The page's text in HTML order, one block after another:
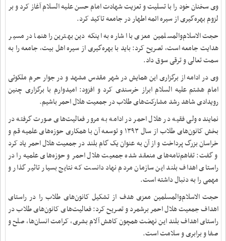
وی سخنان خود را با تسلیت و تعزیت شهادت امام حسن علیه السلام آغاز کرد و بر
لزوم بهره‌گیری از سیره ائمه اطهار در جامعه تاکید کرد.
حجت الاسلام‌والمسلمین معزی با اشاره به اینکه دین بهترین راهنما در مسیر
هدایت جامعه است، تصریح کرد: باید با بهره‌گیری از سیره اهل بیت، جامعه را به
سمت تعالی و ترقی سوق داد.
وی در ادامه از برگزاری این همایش در شهر مقدس مشهد و در جوار حرم ملکوتی
امام هشتم علیه السلام ابراز خرسندی کرد و افزود: امیدوارم با برگزاری چنین
رویدادی شاهد رشد مشارکت‌های طلاب در جمعیت هلال احمر باشیم.
نماینده ولی فقیه در هلال احمر در ادامه به مرور فعالیت‌های صورت گرفته در
بخش کانون‌های طلاب از سال ۱۳۹۳ و توسعه آن با همکاری‌ حوزه‌های علمیه قم و
خراسان بزرگ پرداخت و از آن به عنوان یک گام بلند در جمعیت هلال احمر یاد کرد
و گفت: تفاهم‌نامه‌های منعقد شده جمعیت هلال احمر و حوزه‌های علمیه‌ را در
راستای اهداف بلند این سازمان مردم نهاد دانست که نتایج بسیار تاثیر گذار و
مهمی را به دنبال داشته است.
حجت الاسلام‌والمسلمین معزی هدف از تشکیل کانو‌ن‌های طلاب را در راستای
اهداف جمعیت هلال احمر برشمرد و تصریح کرد: فعالیت‌های کانون‌های طلاب در
راستای اهداف بلند این نهضت همچون کاهش آلام بشری، کرامت انسان‌ها، صلح و
صفا و برابری و سلامت است.